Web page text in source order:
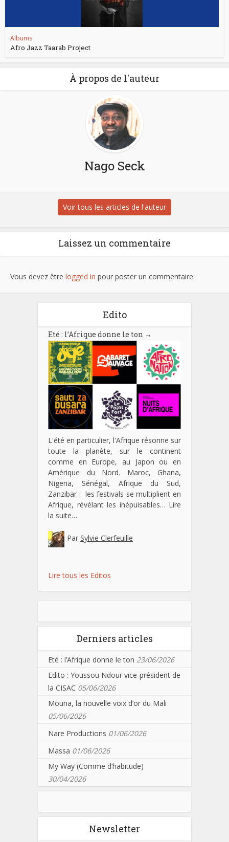
Albums
Afro Jazz Taarab Project
À propos de l'auteur
Nago Seck
Voir tous les articles de l'auteur
Laissez un commentaire
Vous devez être logged in pour poster un commentaire.
Edito
Eté : l’Afrique donne le ton →
L'été en particulier, l'Afrique résonne sur
toute la planète, sur le continent
comme en Europe, au Japon ou en
Amérique du Nord. Maroc, Ghana,
Nigeria, Sénégal, Afrique du Sud,
Zanzibar : les festivals se multiplient en
Afrique, révélant les inépuisables… Lire
la suite…
Par Sylvie Clerfeuille
Lire tous les Editos
Derniers articles
Eté : l’Afrique donne le ton 23/06/2026
Edito : Youssou Ndour vice-président de
la CISAC 05/06/2026
Mouna, la nouvelle voix d’or du Mali
05/06/2026
Nare Productions 01/06/2026
Massa 01/06/2026
My Way (Comme d’habitude)
30/04/2026
Newsletter